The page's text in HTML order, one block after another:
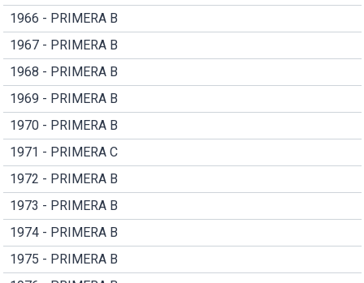
1966 - PRIMERA B
1967 - PRIMERA B
1968 - PRIMERA B
1969 - PRIMERA B
1970 - PRIMERA B
1971 - PRIMERA C
1972 - PRIMERA B
1973 - PRIMERA B
1974 - PRIMERA B
1975 - PRIMERA B